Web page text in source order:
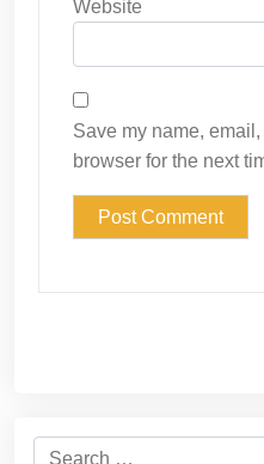
Website
Save my name,
browser for the next
Search